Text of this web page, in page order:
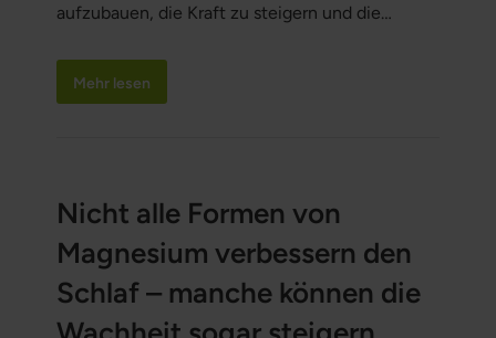
aufzubauen, die Kraft zu steigern und die
verborgenen Effekte im Körper reichen weit
über das Fitnessstudio hinaus – und sie sind
Mehr lesen
Nicht alle Formen von
Magnesium verbessern den
Schlaf – manche können die